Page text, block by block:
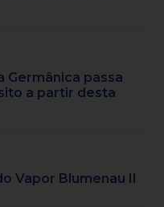
Germânica passa
a partir desta
Vapor Blumenau II